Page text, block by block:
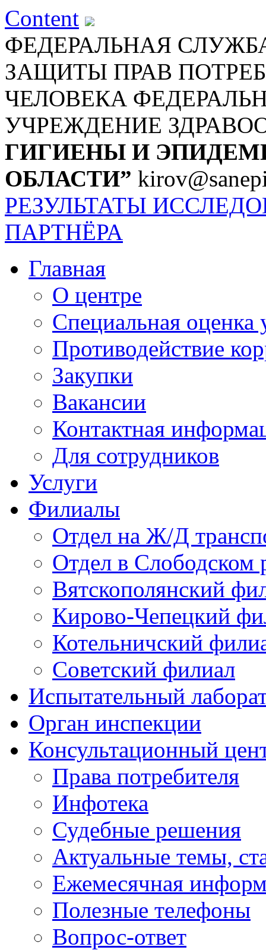
Content
ФЕДЕРАЛЬНАЯ
ЗАЩИТЫ ПРАВ
ЧЕЛОВЕКА
УЧРЕЖДЕНИЕ
ГИГИЕНЫ И
ОБЛАСТИ”
РЕЗУЛЬТАТЫ
ПАРТНЁРА
Главная
О центре
Специальная оценка
Противодействие
Закупки
Вакансии
Контактная
Для сотрудников
Услуги
Филиалы
Отдел на Ж/Д
Отдел в Слободском
Вятскополянский
Кирово-Чепецкий
Котельничский
Советский филиал
Испытательный
Орган инспекции
Консультационный
Права потребителя
Инфотека
Судебные решения
Актуальные темы,
Ежемесячная
Полезные телефоны
Вопрос-ответ